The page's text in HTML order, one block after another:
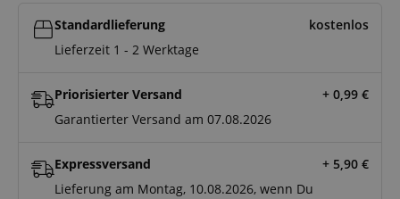
Standardlieferung
kostenlos
Lieferzeit 1 - 2 Werktage
Priorisierter Versand + 0,99 €
Garantierter Versand am 07.08.2026
Expressversand + 5,90 €
Lieferung am Montag, 10.08.2026, wenn Du